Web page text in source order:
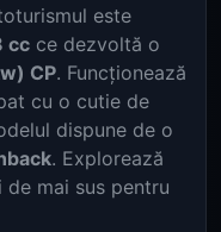
este
cc ce dezvoltă o
CP. Funcționează
cu o cutie de
dispune de o
. Explorează
mai sus pentru